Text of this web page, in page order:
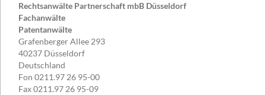
Rechtsanwälte Partnerschaft mbB Düsseldorf
Fachanwälte
Patentanwälte
Grafenberger Allee 293
40237 Düsseldorf
Deutschland
Fon 0211.97 26 95-00
Fax0211.97 26 95-09